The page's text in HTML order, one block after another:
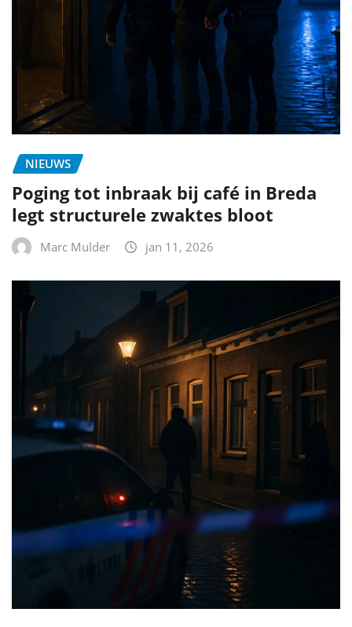
NIEUWS
Poging tot inbraak bij café in Breda
legt structurele zwaktes bloot
Marc Mulder jan 11, 2026